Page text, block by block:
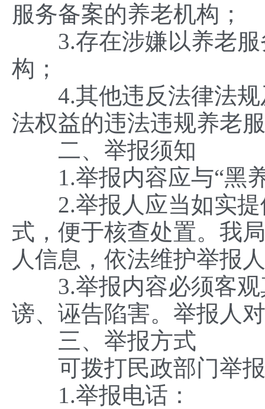
服务备案的养老机构；
3.存在涉嫌以养老服
构；
4.其他违反法律法规
法权益的违法违规养老
二、举报须知
1.举报内容应与“黑
2.举报人应当如实提
式，便于核查处置。我
人信息，依法维护举报
3.举报内容必须客观
谤、诬告陷害。举报人
三、举报方式
可拨打民政部门举报
1.举报电话：